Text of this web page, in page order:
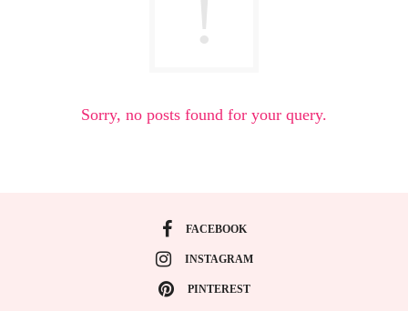
Sorry, no posts found for your query.
FACEBOOK
INSTAGRAM
PINTEREST